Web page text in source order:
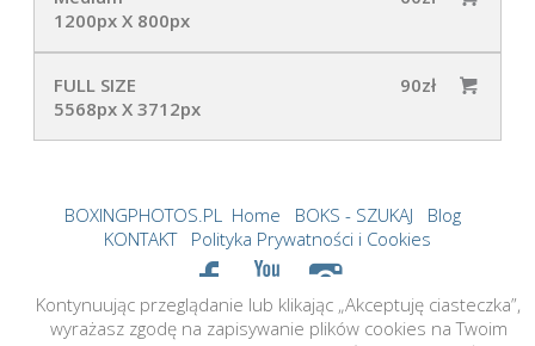
1200px X 800px
FULL SIZE
5568px X 3712px
90zł
BOXINGPHOTOS.PL Home BOKS - SZUKAJ
Blog
KONTAKT
Polityka Prywatności i Cookies
©2026 boxingphotos.pl Created by tame.cloud
Kontynuując przeglądanie lub klikając „Akceptuję ciasteczka”,
wyrażasz zgodę na zapisywanie plików cookies na Twoim